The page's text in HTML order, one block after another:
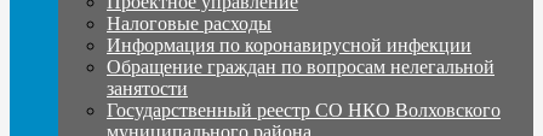
Налоговые расходы
Информация по коронавирусной инфекции
Обращение граждан по вопросам нелегальной
занятости
Государственный реестр СО НКО Волховского